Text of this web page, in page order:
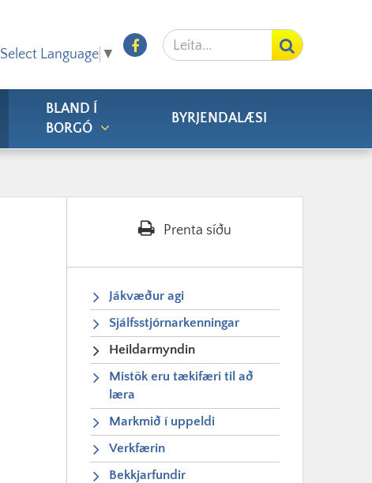
BLAND Í
BORGÓ
BYRJENDALÆSI
Select Language ▼
Facebook
Leita
Prenta síðu
Jákvæður agi
Sjálfsstjórnarkenningar
Heildarmyndin
Mistök eru tækifæri til að
læra
Markmið í uppeldi
Verkfærin
Bekkjarfundir